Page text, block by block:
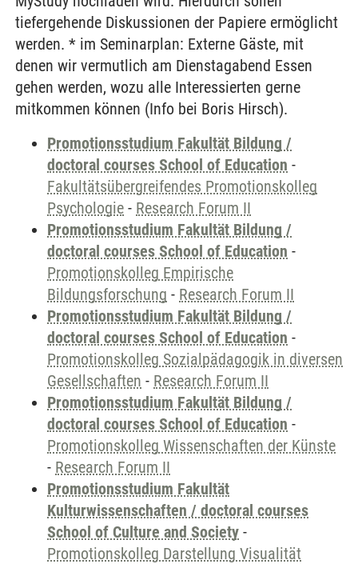
tiefergehende Diskussionen der Papiere ermöglicht
werden. * im Seminarplan: Externe Gäste, mit
denen wir vermutlich am Dienstagabend Essen
gehen werden, wozu alle Interessierten gerne
mitkommen können (Info bei Boris Hirsch).
Promotionsstudium Fakultät Bildung /
doctoral courses School of Education -
Fakultätsübergreifendes Promotionskolleg
Psychologie - Research Forum II
Promotionsstudium Fakultät Bildung /
doctoral courses School of Education -
Promotionskolleg Empirische
Bildungsforschung - Research Forum II
Promotionsstudium Fakultät Bildung /
doctoral courses School of Education -
Promotionskolleg Sozialpädagogik in diversen
Gesellschaften - Research Forum II
Promotionsstudium Fakultät Bildung /
doctoral courses School of Education -
Promotionskolleg Wissenschaften der Künste
- Research Forum II
Promotionsstudium Fakultät
Kulturwissenschaften / doctoral courses
School of Culture and Society -
Promotionskolleg Darstellung Visualität